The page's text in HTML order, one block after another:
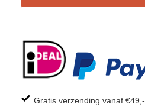
Gratis verzending vanaf €49,-